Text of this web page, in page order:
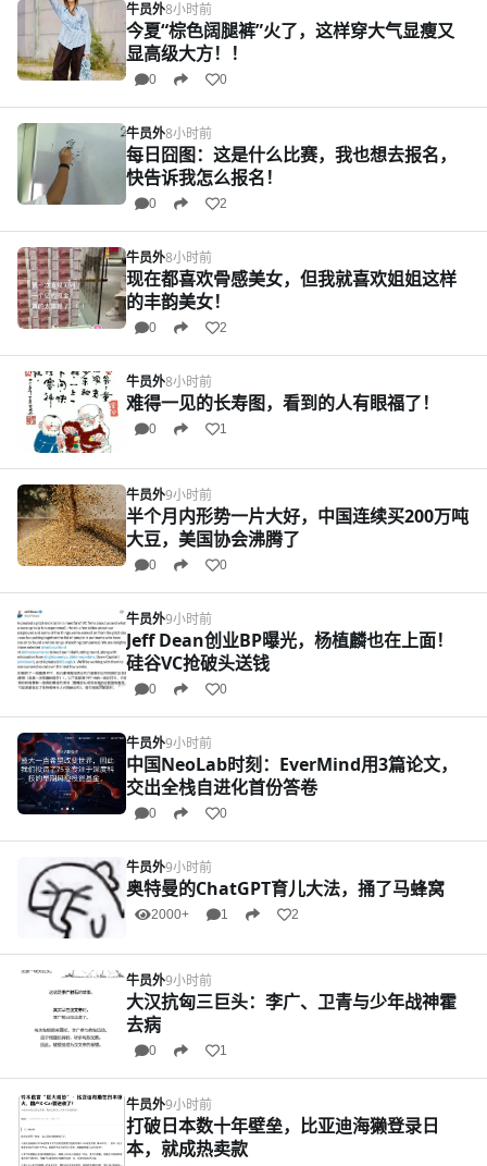
牛员外8小时前
今夏“棕色阔腿裤”火了，这样穿大气显瘦又
显高级大方！！
0 0
牛员外8小时前
每日囧图：这是什么比赛，我也想去报名，
快告诉我怎么报名！
0 2
牛员外8小时前
现在都喜欢骨感美女，但我就喜欢姐姐这样
的丰韵美女！
0 2
牛员外8小时前
难得一见的长寿图，看到的人有眼福了！
0 1
牛员外9小时前
半个月内形势一片大好，中国连续买200万吨
大豆，美国协会沸腾了
0 0
牛员外9小时前
Jeff Dean创业BP曝光，杨植麟也在上面！
硅谷VC抢破头送钱
0 0
牛员外9小时前
中国NeoLab时刻：EverMind用3篇论文，
交出全栈自进化首份答卷
0 0
牛员外9小时前
奥特曼的ChatGPT育儿大法，捅了马蜂窝
2000+ 1 2
牛员外9小时前
大汉抗匈三巨头：李广、卫青与少年战神霍
去病
0 1
牛员外9小时前
打破日本数十年壁垒，比亚迪海獭登录日
本，就成热卖款